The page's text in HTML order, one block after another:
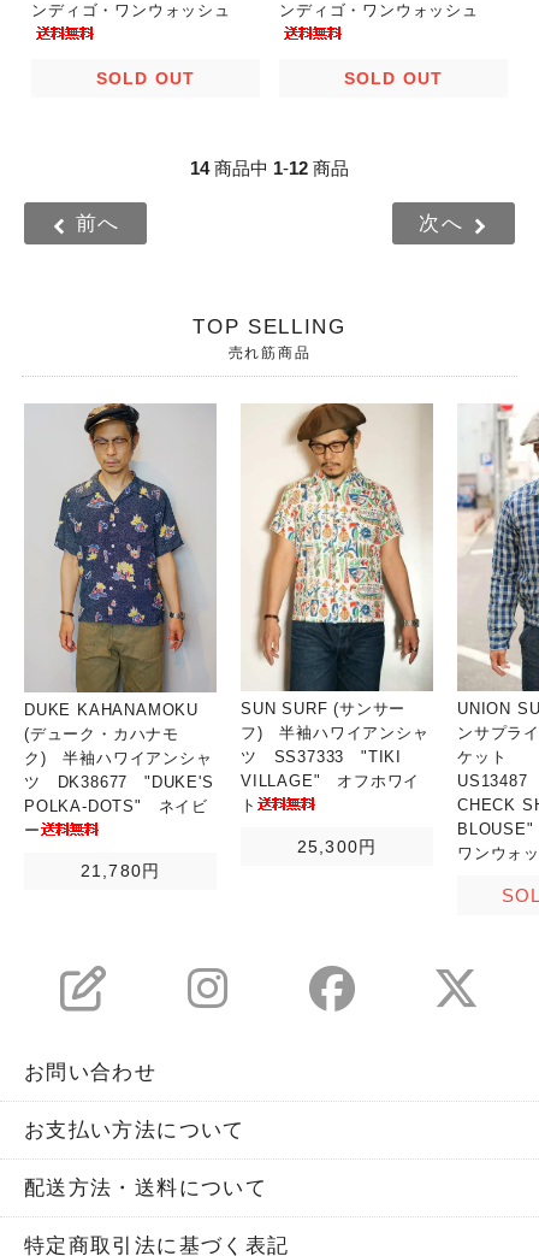
ンディゴ・ワンウォッシュ
SOLD OUT
ンディゴ・ワンウォッシュ
SOLD OUT
14商品中 1-12 商品
前へ 次へ
TOP SELLING
売れ筋商品
DUKE KAHANAMOKU
(デューク・カハナモ
ク) 半袖ハワイアンシャ
ツ DK38677 "DUKE'S
POLKA-DOTS" ネイビ
ー
21,780円
SUN SURF (サンサー
フ) 半袖ハワイアンシャ
ツ SS37333 "TIKI
VILLAGE" オフホワイ
ト
25,300円
UNION
ンサプラ
ケット
US13487
CHECK
ワンウォ
お問い合わせ
お支払い方法について
配送方法・送料について
特定商取引法に基づく表記